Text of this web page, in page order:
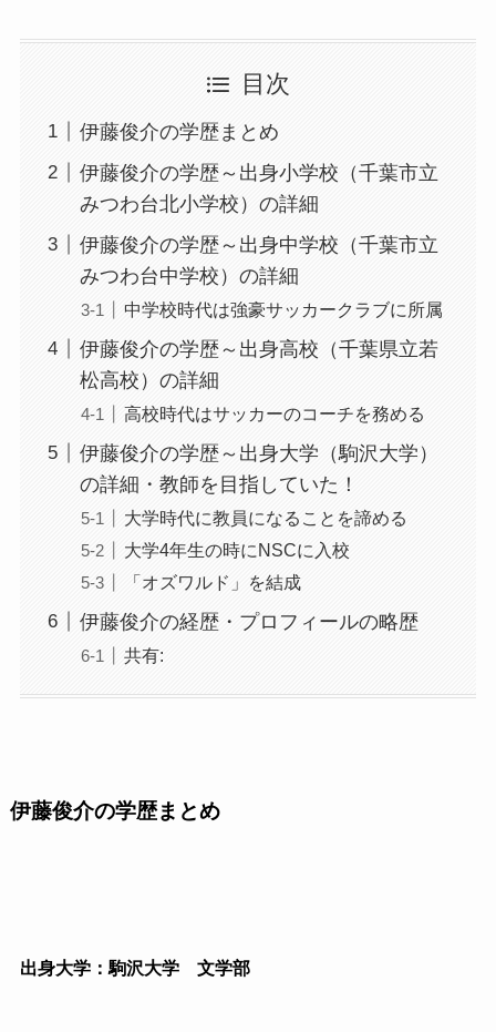
目次
伊藤俊介の学歴まとめ
伊藤俊介の学歴～出身小学校（千葉市立
みつわ台北小学校）の詳細
伊藤俊介の学歴～出身中学校（千葉市立
みつわ台中学校）の詳細
中学校時代は強豪サッカークラブに所属
伊藤俊介の学歴～出身高校（千葉県立若
松高校）の詳細
高校時代はサッカーのコーチを務める
伊藤俊介の学歴～出身大学（駒沢大学）
の詳細・教師を目指していた！
大学時代に教員になることを諦める
大学4年生の時にNSCに入校
「オズワルド」を結成
伊藤俊介の経歴・プロフィールの略歴
共有:
伊藤俊介の学歴まとめ
出身大学：駒沢大学 文学部